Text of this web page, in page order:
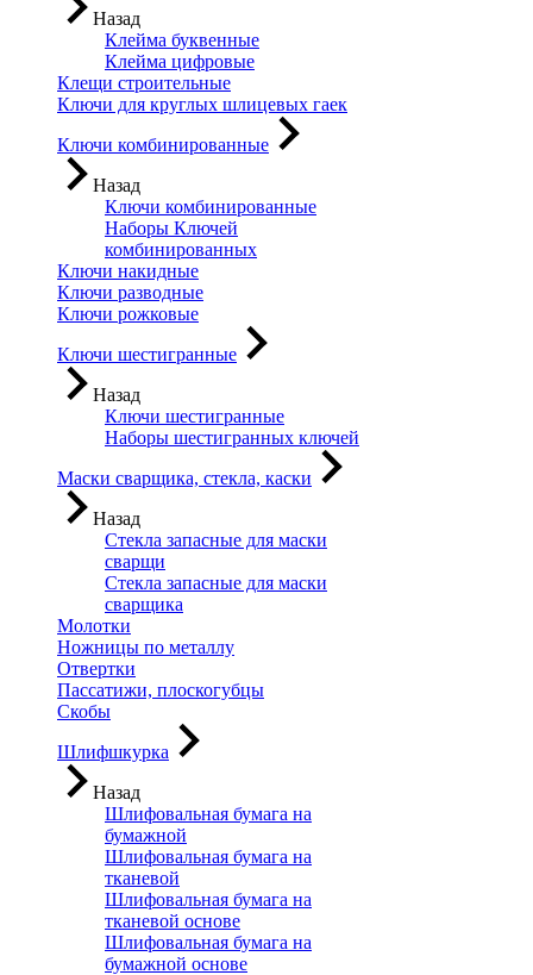
Назад
Клейма буквенные
Клейма цифровые
Клещи строительные
Ключи для круглых шлицевых гаек
Ключи комбинированные
Назад
Ключи комбинированные
Наборы Ключей
комбинированных
Ключи накидные
Ключи разводные
Ключи рожковые
Ключи шестигранные
Назад
Ключи шестигранные
Наборы шестигранных ключей
Маски сварщика, стекла, каски
Назад
Стекла запасные для маски
сварщи
Стекла запасные для маски
сварщика
Молотки
Ножницы по металлу
Отвертки
Пассатижи, плоскогубцы
Скобы
Шлифшкурка
Назад
Шлифовальная бумага на
бумажной
Шлифовальная бумага на
тканевой
Шлифовальная бумага на
тканевой основе
Шлифовальная бумага на
бумажной основе